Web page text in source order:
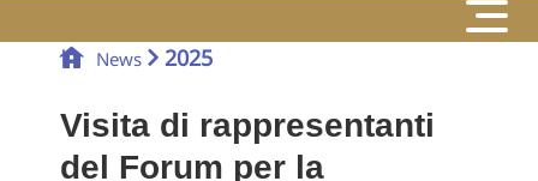
News 2025
Visita di rappresentanti
del Forum per la